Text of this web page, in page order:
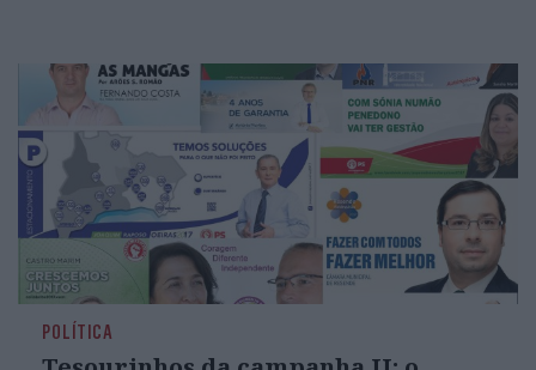
POLÍTICA